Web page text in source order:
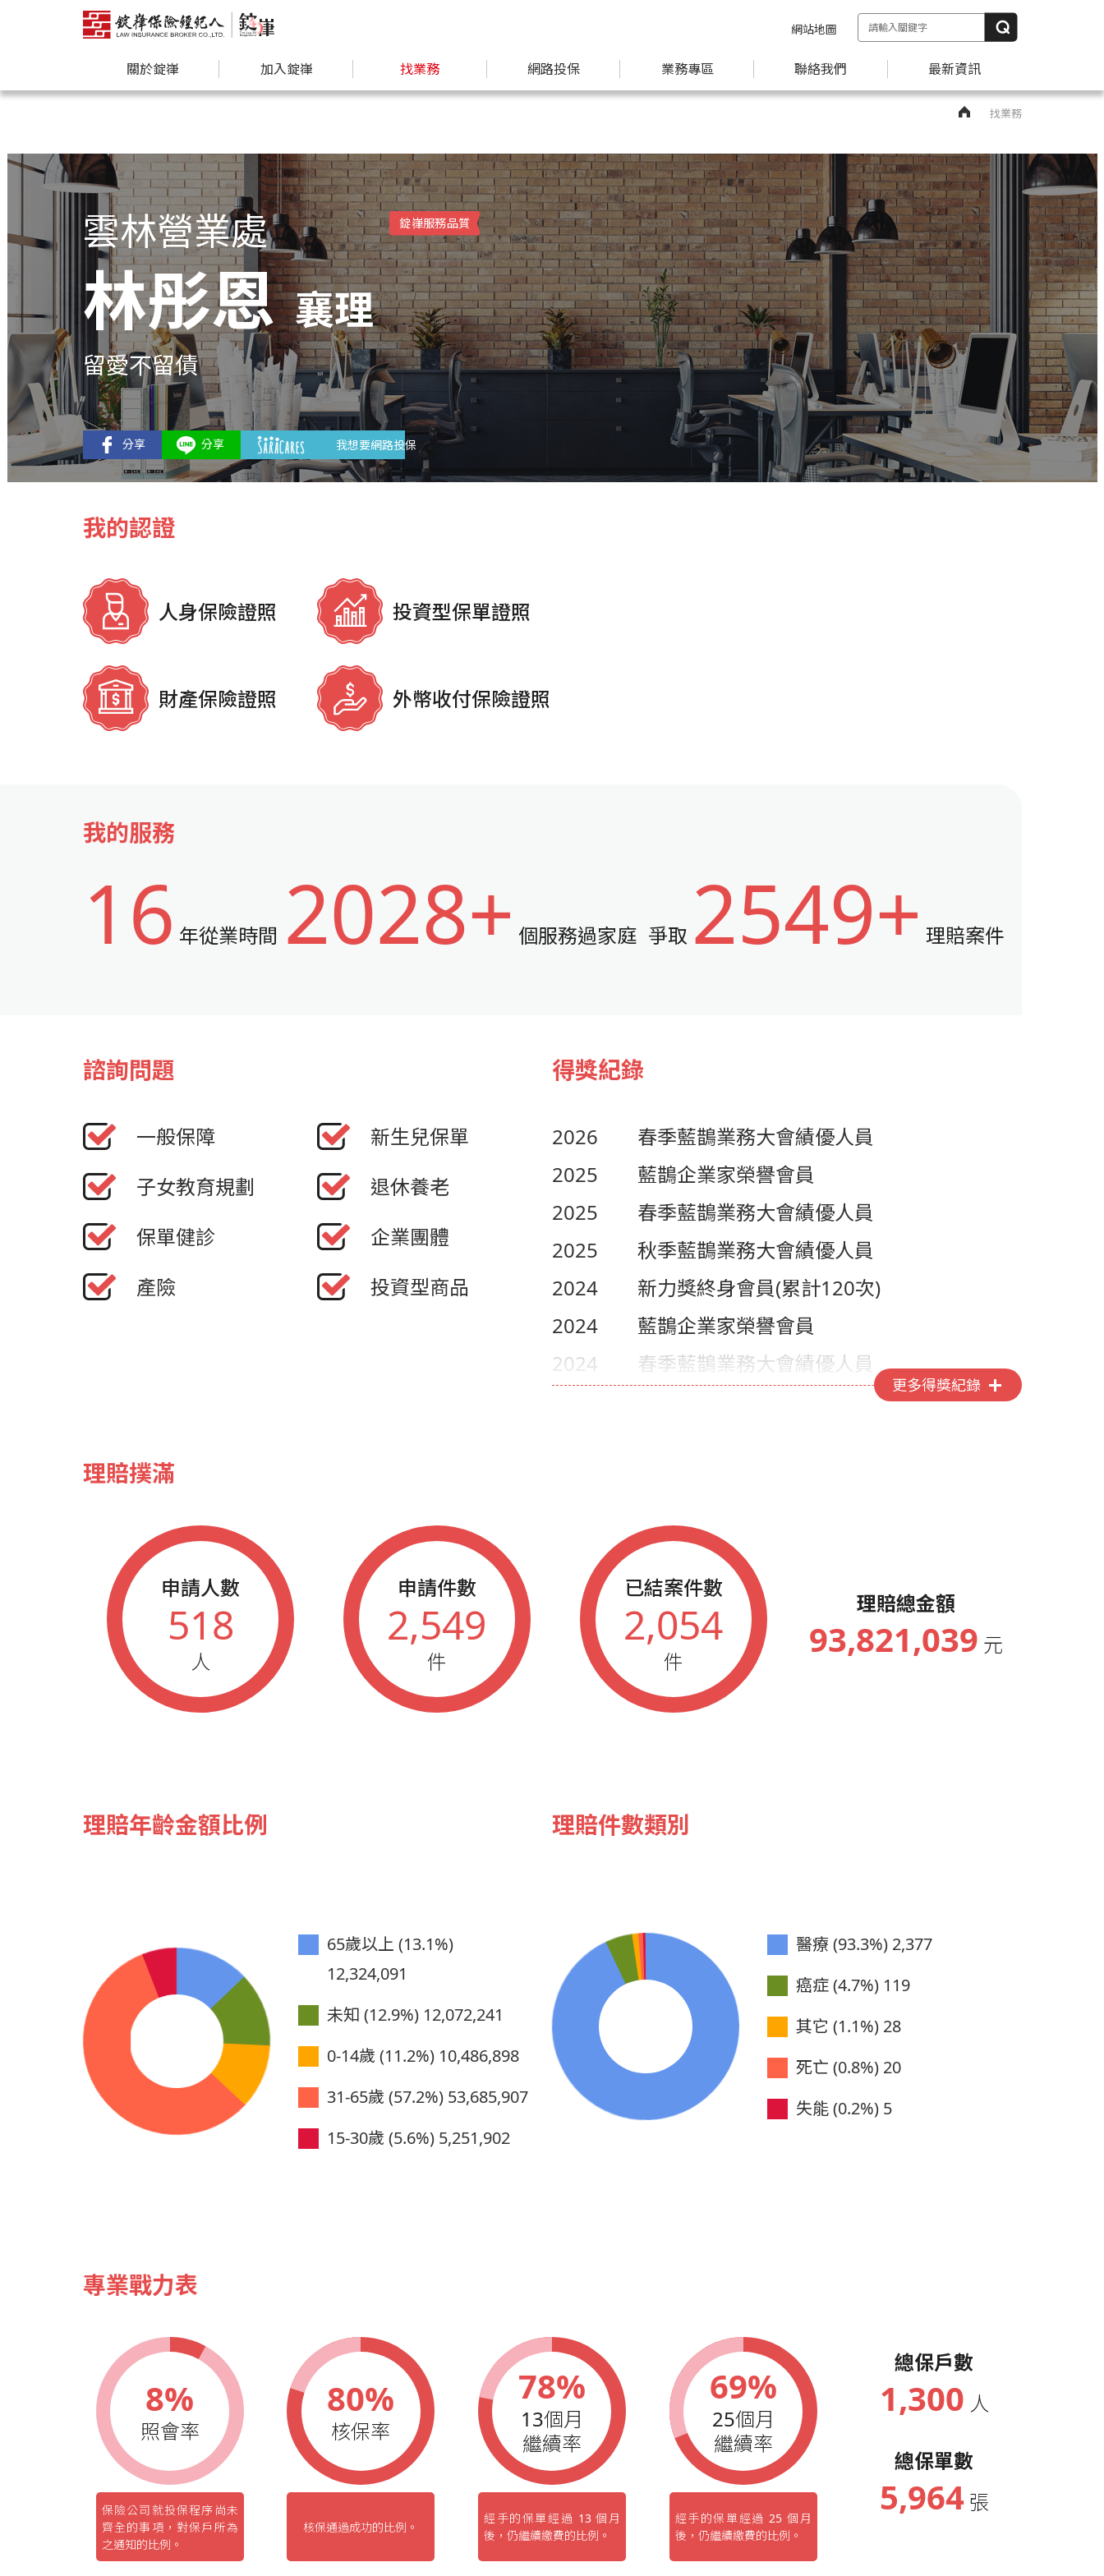
網站地圖
關於錠嵂 加入錠嵂 找業務 網路投保 業務專區 聯絡我們 最新資訊
找業務
雲林營業處
林彤恩 襄理
錠嵂服務品質
留愛不留債
我想要網路投保
我的認證
人身保險證照 投資型保單證照
財產保險證照 外幣收付保險證照
我的服務
16 年從業時間 2028+ 個服務過家庭 爭取 2549+ 理賠案件
諮詢問題
一般保障
新生兒保單
子女教育規劃
退休養老
保單健診
企業團體
產險
投資型商品
得獎紀錄
2026
春季藍鵲業務大會績優人員
2025
藍鵲企業家榮譽會員
2025
春季藍鵲業務大會績優人員
2025
秋季藍鵲業務大會績優人員
2024
新力獎終身會員(累計120次)
2024
藍鵲企業家榮譽會員
2024
春季藍鵲業務大會績優人員
新力獎榮譽會員(累計96次)
2022
春季藍鵲業務大會績優人員
2022
秋季藍鵲業務大會績優人員
2021
新力獎頂尖會員(累計84次)
春季藍鵲業務大會績優人員
2020
春季藍鵲業務大會績優人員
新力獎正式會員(累計60次)
2019
春季藍鵲業務大會績優人員
2019
藍鵲企業家榮譽會員
2019
秋季藍鵲業務大會績優人員
2018
新力獎觀察會員(累計48次)
春季藍鵲業務大會績優人員
2015
春季藍鵲業務大會績優人員
2015
秋季藍鵲業務大會績優人員
2013
藍鵲企業家參加年會人員
更多得獎紀錄
理賠撲滿
申請人數
518
人
申請件數
2,549
件
已結案件數
2,054
件
理賠總金額
93,821,039 元
理賠年齡金額比例
65歲以上 (13.1%)
12,324,091
未知 (12.9%) 12,072,241
0-14歲 (11.2%) 10,486,898
31-65歲 (57.2%) 53,685,907
15-30歲 (5.6%) 5,251,902
理賠件數類別
醫療 (93.3%) 2,377
癌症 (4.7%) 119
其它 (1.1%) 28
死亡 (0.8%) 20
失能 (0.2%) 5
專業戰力表
8%
照會率
保險公司就投保程序尚未
齊全的事項，對保戶所為
之通知的比例。
80%
核保率
核保通過成功的比例。
78%
13個月
繼續率
經手的保單經過 13 個月
後，仍繼續繳費的比例。
69%
25個月
繼續率
經手的保單經過 25 個月
後，仍繼續繳費的比例。
總保戶數
1,300 人
總保單數
5,964張